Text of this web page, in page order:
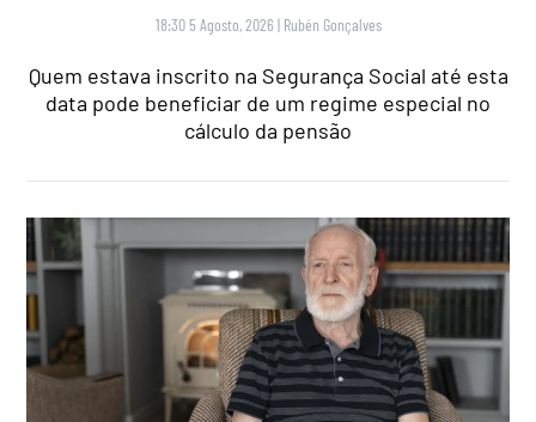
18:30 5 Agosto, 2026 | Rubén Gonçalves
Quem estava inscrito na Segurança Social até esta
data pode beneficiar de um regime especial no
cálculo da pensão